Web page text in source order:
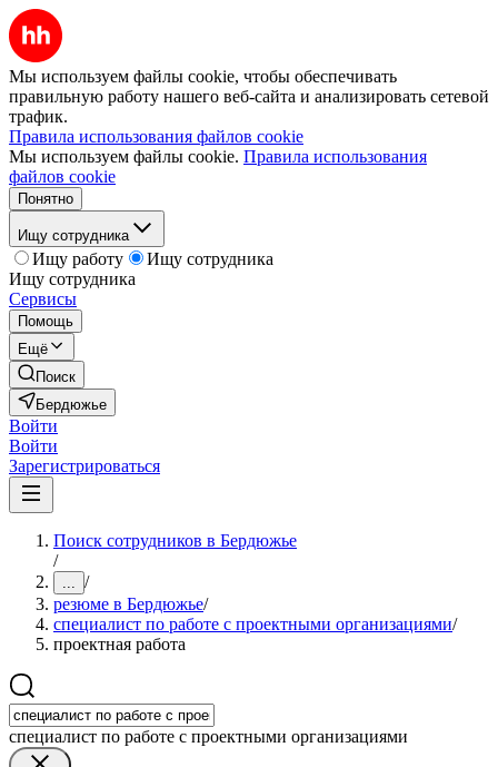
Мы используем файлы cookie, чтобы обеспечивать
правильную работу нашего веб-сайта и анализировать сетевой
трафик.
Правила использования файлов cookie
Мы используем файлы cookie. Правила использования
файлов cookie
Понятно
Ищу сотрудника
Ищу работу
Ищу сотрудника
Ищу сотрудника
Сервисы
Помощь
Ещё
Поиск
Бердюжье
Войти
Войти
Зарегистрироваться
Поиск сотрудников в Бердюжье
/
... /
резюме в Бердюжье/
специалист по работе с проектными организациями/
проектная работа
специалист по работе с проектными организациями